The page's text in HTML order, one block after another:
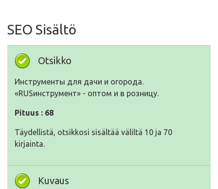
SEO Sisältö
Otsikko
Инструменты для дачи и огорода.
«RUSинструмент» - оптом и в розницу.
Pituus : 68
Täydellistä, otsikkosi sisältää väliltä 10 ja 70
kirjainta.
Kuvaus